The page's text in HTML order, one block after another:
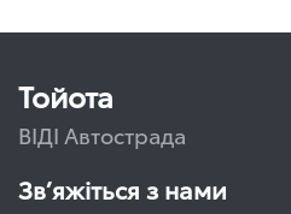
Тойота
ВІДІ Автострада
Зв’яжіться з нами